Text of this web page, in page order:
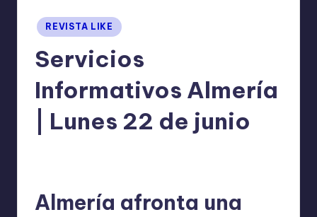
Publicado
en
REVISTA LIKE
Servicios
Informativos Almería
| Lunes 22 de junio
Almería afronta una